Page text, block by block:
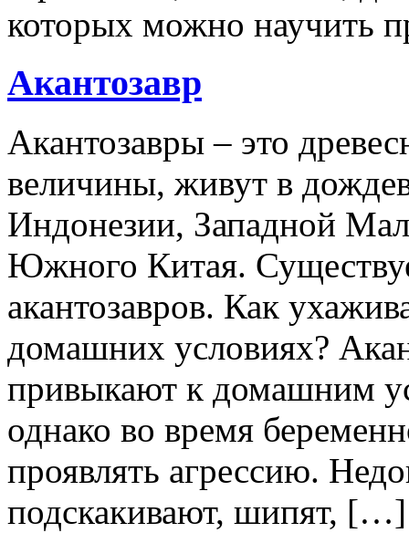
которых можно научить
Акантозавр
Акантозавры – это
величины, живут в
Индонезии, Западной
Южного Китая.
акантозавров. Как
домашних условиях?
привыкают к домашним
однако во время
проявлять агрессию.
подскакивают, шипят, […]